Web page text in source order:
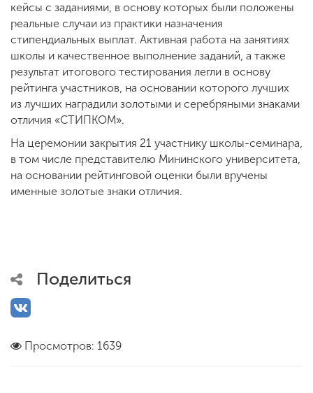
кейсы с заданиями, в основу которых были положены
реальные случаи из практики назначения
стипендиальных выплат. Активная работа на занятиях
школы и качественное выполнение заданий, а также
результат итогового тестирования легли в основу
рейтинга участников, на основании которого лучших
из лучших наградили золотыми и серебряными знаками
отличия «СТИПКОМ».
На церемонии закрытия 21 участнику школы-семинара,
в том числе представителю Мининского университета,
на основании рейтинговой оценки были вручены
именные золотые знаки отличия.
Поделиться
Просмотров: 1639